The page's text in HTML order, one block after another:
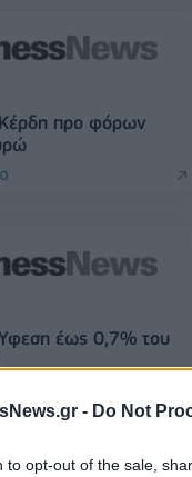
- Do Not
to opt-out of the sale,
προ φόρων
έως 0,7% του
63 64 65